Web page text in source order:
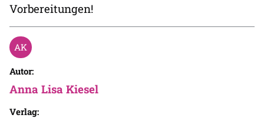
Vorbereitungen!
Autor:
Anna Lisa Kiesel
Verlag: